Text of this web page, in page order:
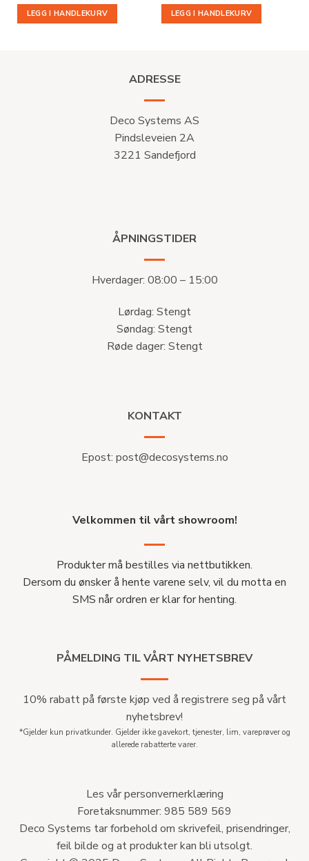
LEGG I HANDLEKURV LEGG I HANDLEKURV
ADRESSE
Deco Systems AS
Pindsleveien 2A
3221 Sandefjord
ÅPNINGSTIDER
Hverdager: 08:00 – 15:00
Lørdag: Stengt
Søndag: Stengt
Røde dager: Stengt
KONTAKT
Epost: post@decosystems.no
Velkommen til vårt showroom!
Produkter må bestilles via nettbutikken.
Dersom du ønsker å hente varene selv, vil du motta en
SMS når ordren er klar for henting.
PÅMELDING TIL VÅRT NYHETSBREV
10% rabatt på første kjøp ved å registrere seg på vårt
nyhetsbrev!
*Gjelder kun privatkunder. Gjelder ikke gavekort, tjenester, lim, vareprøver og
allerede rabatterte varer.
Les vår personvernerklæring
Foretaksnummer: 985 589 569
Deco Systems tar forbehold om skrivefeil, prisendringer,
feil bilde og at produkter kan bli utsolgt.